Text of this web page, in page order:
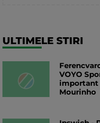
ULTIMELE STIRI
VOYO
important
Mourinho